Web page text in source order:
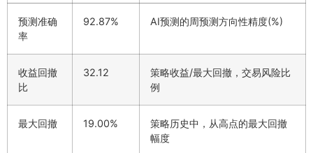
预测准确
率
92.87% AI预测的周预测方向性精度(%)
收益回撤
比
32.12
策略收益/最大回撤，交易风险比
例
最大回撤 19.00%
策略历史中，从高点的最大回撤
幅度